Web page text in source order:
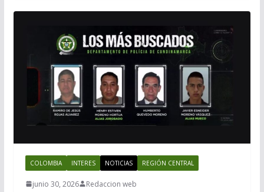
COLOMBIA INTERES NOTICIAS REGIÓN CENTRAL
junio 30, 2026 Redaccion web